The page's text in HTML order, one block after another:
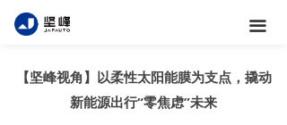
끀
【坚峰视角】以柔性太阳能膜为支点，撬动
新能源出行“零焦虑”未来